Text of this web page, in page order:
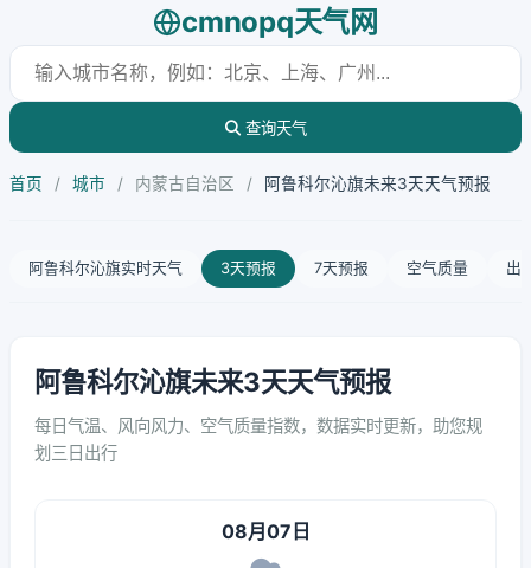
cmnopq天气网
查询天气
首页 / 城市 / 内蒙古自治区 / 阿鲁科尔沁旗未来3天天气预报
阿鲁科尔沁旗实时天气 3天预报 7天预报 空气质量 出
阿鲁科尔沁旗未来3天天气预报
每日气温、风向风力、空气质量指数，数据实时更新，助您规
划三日出行
08月07日